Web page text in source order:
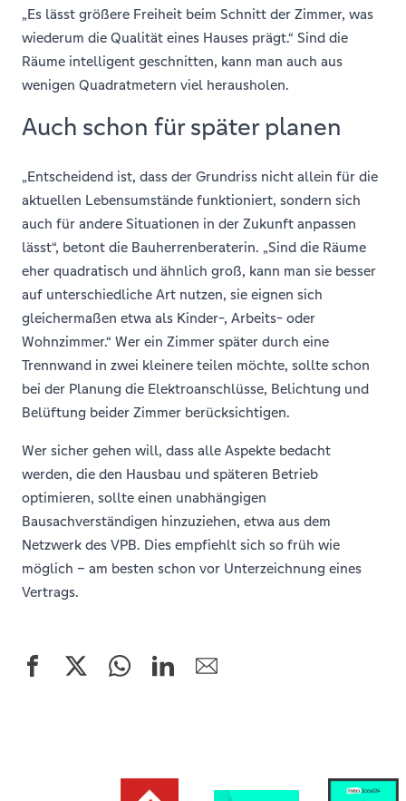
„Es lässt größere Freiheit beim Schnitt der Zimmer, was
wiederum die Qualität eines Hauses prägt.“ Sind die
Räume intelligent geschnitten, kann man auch aus
wenigen Quadratmetern viel herausholen.
Auch schon für später planen
„Entscheidend ist, dass der Grundriss nicht allein für die
aktuellen Lebensumstände funktioniert, sondern sich
auch für andere Situationen in der Zukunft anpassen
lässt“, betont die Bauherrenberaterin. „Sind die Räume
eher quadratisch und ähnlich groß, kann man sie besser
auf unterschiedliche Art nutzen, sie eignen sich
gleichermaßen etwa als Kinder-, Arbeits- oder
Wohnzimmer.“ Wer ein Zimmer später durch eine
Trennwand in zwei kleinere teilen möchte, sollte schon
bei der Planung die Elektroanschlüsse, Belichtung und
Belüftung beider Zimmer berücksichtigen.
Wer sicher gehen will, dass alle Aspekte bedacht
werden, die den Hausbau und späteren Betrieb
optimieren, sollte einen unabhängigen
Bausachverständigen hinzuziehen, etwa aus dem
Netzwerk des VPB. Dies empfiehlt sich so früh wie
möglich – am besten schon vor Unterzeichnung eines
Vertrags.